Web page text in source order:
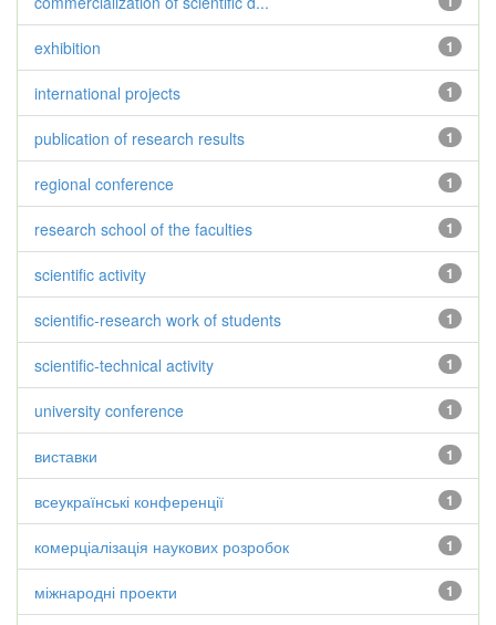
1
exhibition
1
international projects
1
publication of research results
1
regional conference
1
research school of the faculties
1
scientific activity
1
scientific-research work of students
1
scientific-technical activity
1
university conference
1
виставки
1
всеукраїнські конференції
1
комерціалізація наукових розробок
1
міжнародні проекти